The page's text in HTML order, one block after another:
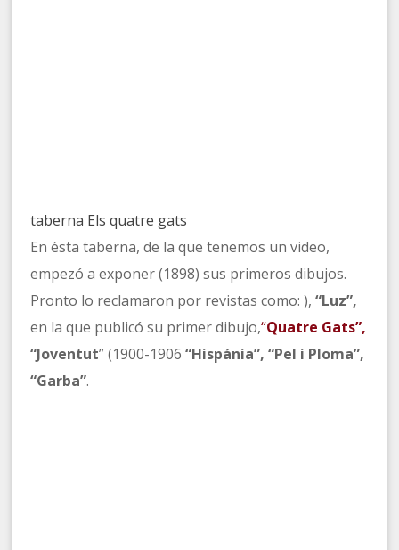
taberna Els quatre gats
En ésta taberna, de la que tenemos un video,
empezó a exponer (1898) sus primeros dibujos.
Pronto lo reclamaron por revistas como: ), “Luz”,
en la que publicó su primer dibujo,“Quatre Gats”,
“Joventut” (1900-1906 “Hispánia”, “Pel i Ploma”,
“Garba”.